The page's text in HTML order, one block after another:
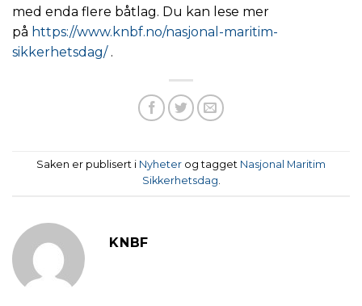
med enda flere båtlag. Du kan lese mer
på https://www.knbf.no/nasjonal-maritim-
sikkerhetsdag/.
Saken er publisert i Nyheter og tagget Nasjonal Maritim
Sikkerhetsdag.
KNBF